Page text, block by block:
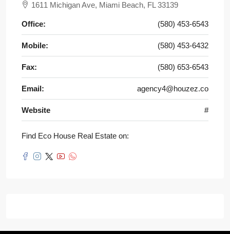
1611 Michigan Ave, Miami Beach, FL 33139
Office: (580) 453-6543
Mobile: (580) 453-6432
Fax: (580) 653-6543
Email: agency4@houzez.co
Website #
Find Eco House Real Estate on: